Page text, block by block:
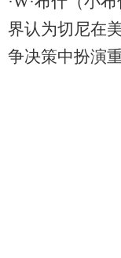
界认为切尼在
争决策中扮演